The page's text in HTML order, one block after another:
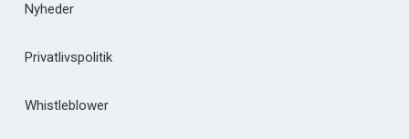
Nyheder
Privatlivspolitik
Whistleblower